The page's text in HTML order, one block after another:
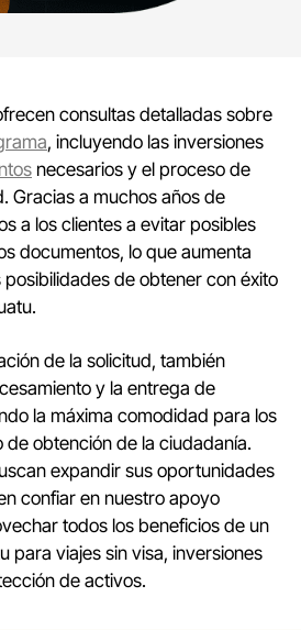
consultas detalladas sobre
, incluyendo las inversiones
necesarios y el proceso de
Gracias a muchos años de
a los clientes a evitar posibles
documentos, lo que aumenta
de obtener con éxito
de la solicitud, también
y la entrega de
la máxima comodidad para los
de obtención de la ciudadanía.
expandir sus oportunidades
confiar en nuestro apoyo
todos los beneficios de un
para viajes sin visa, inversiones
de activos.